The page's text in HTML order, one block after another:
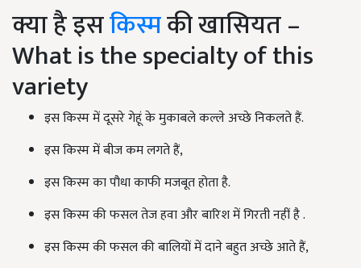
क्या है इसकिस्मकी खासियत –
What is the specialty of this
variety
इस किस्म में दूसरे गेहूं के मुकाबले कल्ले अच्छे निकलते हैं.
इस किस्म में बीज कम लगते हैं,
इस किस्म का पौधा काफी मजबूत होता है.
इस किस्म की फसल तेज हवा और बारिश में गिरती नहीं है .
इस किस्म की फसल की बालियों में दाने बहुत अच्छे आते हैं,